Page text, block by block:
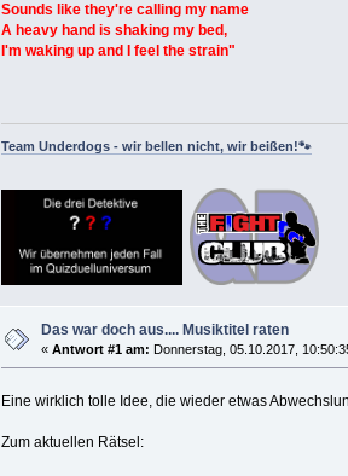
Sounds like they're calling my name
A heavy hand is shaking my bed,
I'm waking up and I feel the strain"
Team Underdogs - wir bellen nicht, wir beißen!🐾
Das war doch aus.... Musiktitel raten
« Antwort #1 am: Donnerstag, 05.10.2017,
Eine wirklich tolle Idee, die wieder etwas
Zum aktuellen Rätsel: